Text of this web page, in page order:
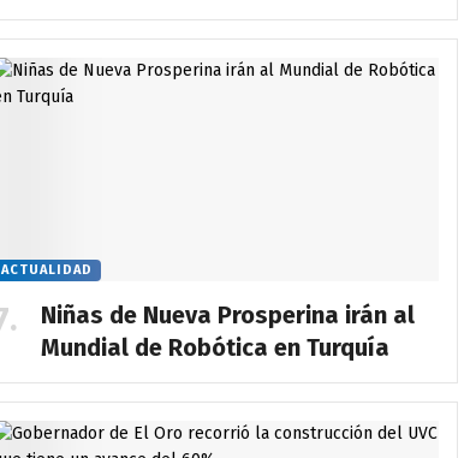
ACTUALIDAD
Niñas de Nueva Prosperina irán al
Mundial de Robótica en Turquía